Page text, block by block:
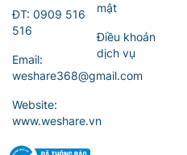
ĐT: 0909 516
516
Email:
weshare368@gmail.com
Website:
www.weshare.vn
mật
Điều khoản
dịch vụ